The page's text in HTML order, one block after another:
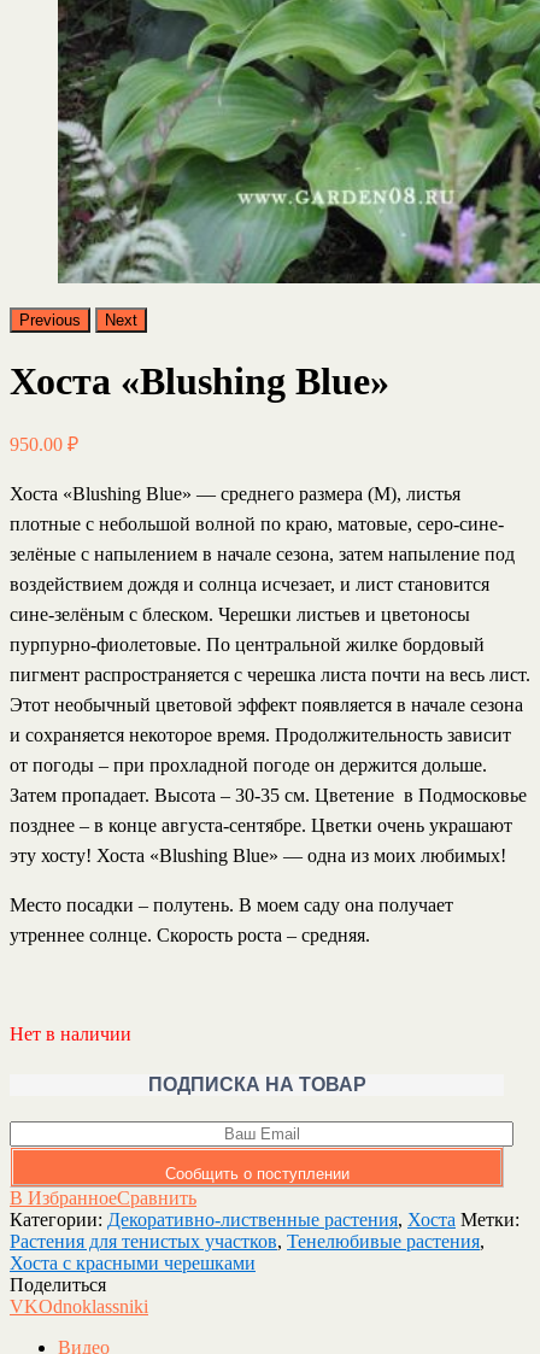
Previous Next
Хоста «Blushing Blue»
950.00 ₽
Хоста «Blushing Blue» — среднего размера (M), листья
плотные с небольшой волной по краю, матовые, серо-сине-
зелёные с напылением в начале сезона, затем напыление под
воздействием дождя и солнца исчезает, и лист становится
сине-зелёным с блеском. Черешки листьев и цветоносы
пурпурно-фиолетовые. По центральной жилке бордовый
пигмент распространяется с черешка листа почти на весь лист.
Этот необычный цветовой эффект появляется в начале сезона
и сохраняется некоторое время. Продолжительность зависит
от погоды – при прохладной погоде он держится дольше.
Затем пропадает. Высота – 30-35 см. Цветение в Подмосковье
позднее – в конце августа-сентябре. Цветки очень украшают
эту хосту! Хоста «Blushing Blue» — одна из моих любимых!
Место посадки – полутень. В моем саду она получает
утреннее солнце. Скорость роста – средняя.
Нет в наличии
ПОДПИСКА НА ТОВАР
Сообщить о поступлении
В ИзбранноеСравнить
Категории: Декоративно-лиственные растения, Хоста Метки:
Растения для тенистых участков, Тенелюбивые растения,
Хоста с красными черешками
Поделиться
VKOdnoklassniki
Видео